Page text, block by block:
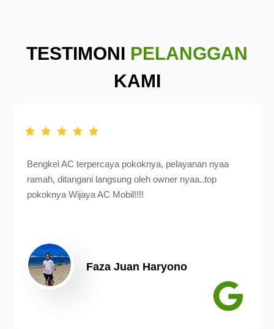
TESTIMONI PELANGGAN
KAMI
Bengkel AC terpercaya pokoknya, pelayanan nyaa
ramah, ditangani langsung oleh owner nyaa..top
pokoknya Wijaya AC Mobil!!!!
Faza Juan Haryono